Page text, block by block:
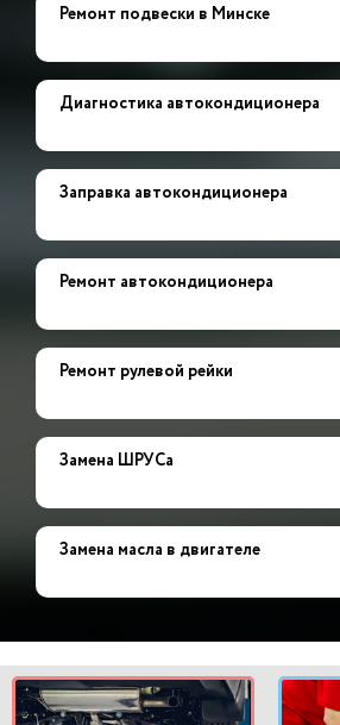
Ремонт подвески в Минске
Диагностика автокондиционера
Заправка автокондиционера
Ремонт автокондиционера
Ремонт рулевой рейки
Замена ШРУСа
Замена масла в двигателе